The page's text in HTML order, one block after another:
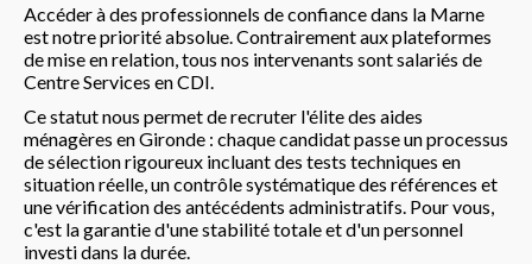
Accéder à des professionnels de confiance dans la Marne
est notre priorité absolue. Contrairement aux plateformes
de mise en relation, tous nos intervenants sont salariés de
Centre Services en CDI.
Ce statut nous permet de recruter l'élite des aides
ménagères en Gironde : chaque candidat passe un processus
de sélection rigoureux incluant des tests techniques en
situation réelle, un contrôle systématique des références et
une vérification des antécédents administratifs. Pour vous,
c'est la garantie d'une stabilité totale et d'un personnel
investi dans la durée.